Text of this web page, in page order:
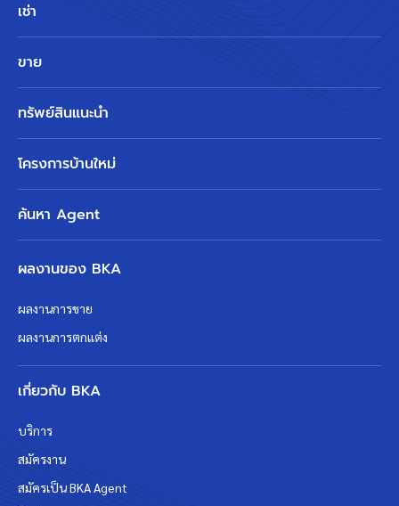
เช่า
ขาย
ทรัพย์สินแนะนำ
โครงการบ้านใหม่
ค้นหา Agent
ผลงานของ BKA
ผลงานการขาย
ผลงานการตกแต่ง
เกี่ยวกับ BKA
บริการ
สมัครงาน
สมัครเป็น BKA Agent